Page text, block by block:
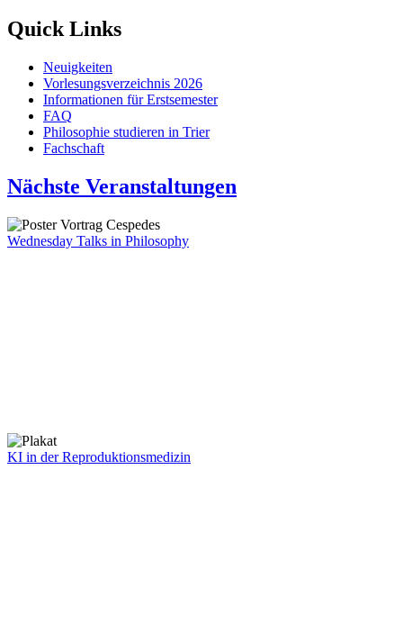
Quick Links
Neuigkeiten
Vorlesungsverzeichnis 2026
Informationen für Erstsemester
FAQ
Philosophie studieren in Trier
Fachschaft
Nächste Veranstaltungen
Wednesday Talks in Philosophy
KI in der Reproduktionsmedizin